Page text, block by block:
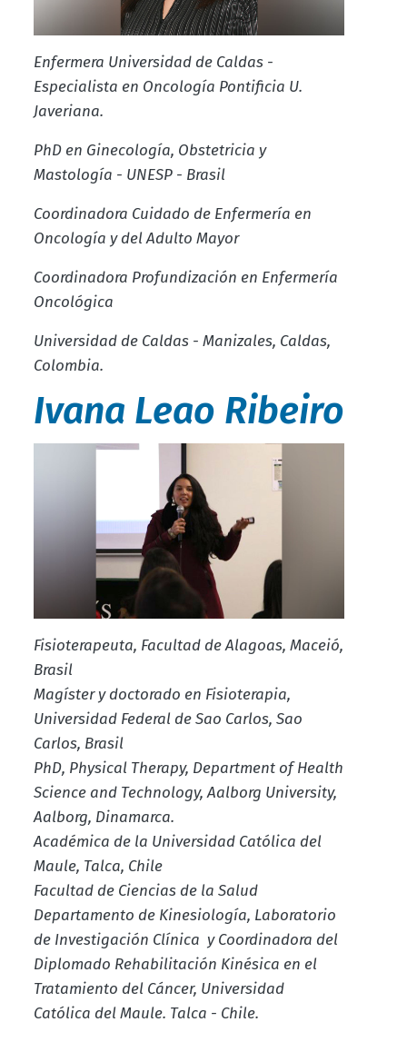
Enfermera Universidad de Caldas -
Especialista en Oncología Pontificia U.
Javeriana.
PhD en Ginecología, Obstetricia y
Mastología - UNESP - Brasil
Coordinadora Cuidado de Enfermería en
Oncología y del Adulto Mayor
Coordinadora Profundización en Enfermería
Oncológica
Universidad de Caldas - Manizales, Caldas,
Colombia.
Ivana Leao Ribeiro
Fisioterapeuta, Facultad de Alagoas, Maceió,
Brasil
Magíster y doctorado en Fisioterapia,
Universidad Federal de Sao Carlos, Sao
Carlos, Brasil
PhD, Physical Therapy, Department of Health
Science and Technology, Aalborg University,
Aalborg, Dinamarca.
Académica de la Universidad Católica del
Maule, Talca, Chile
Facultad de Ciencias de la Salud
Departamento de Kinesiología, Laboratorio
de Investigación Clínica y Coordinadora del
Diplomado Rehabilitación Kinésica en el
Tratamiento del Cáncer, Universidad
Católica del Maule. Talca - Chile.